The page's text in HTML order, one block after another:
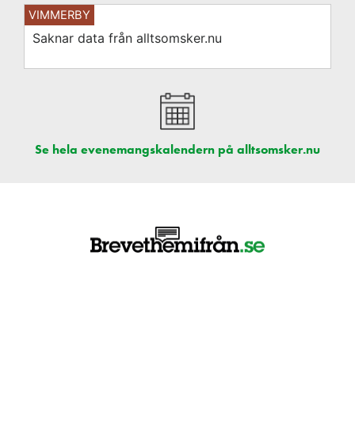
VIMMERBY
Saknar data från alltsomsker.nu
Se hela evenemangskalendern på alltsomsker.nu